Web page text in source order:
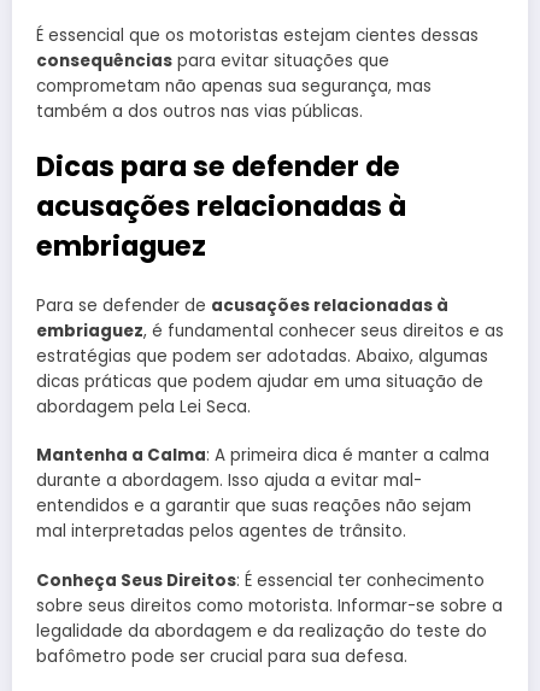
É essencial que os motoristas estejam cientes dessas
consequências para evitar situações que
comprometam não apenas sua segurança, mas
também a dos outros nas vias públicas.
Dicas para se defender de
acusações relacionadas à
embriaguez
Para se defender de acusações relacionadas à
embriaguez, é fundamental conhecer seus direitos e as
estratégias que podem ser adotadas. Abaixo, algumas
dicas práticas que podem ajudar em uma situação de
abordagem pela Lei Seca.
Mantenha a Calma: A primeira dica é manter a calma
durante a abordagem. Isso ajuda a evitar mal-
entendidos e a garantir que suas reações não sejam
mal interpretadas pelos agentes de trânsito.
Conheça Seus Direitos: É essencial ter conhecimento
sobre seus direitos como motorista. Informar-se sobre a
legalidade da abordagem e da realização do teste do
bafômetro pode ser crucial para sua defesa.